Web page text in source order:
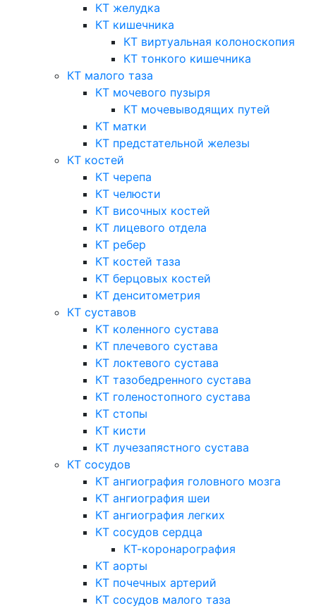
КТ желудка
КТ кишечника
КТ виртуальная колоноскопия
КТ тонкого кишечника
КТ малого таза
КТ мочевого пузыря
КТ мочевыводящих путей
КТ матки
КТ предстательной железы
КТ костей
КТ черепа
КТ челюсти
КТ височных костей
КТ лицевого отдела
КТ ребер
КТ костей таза
КТ берцовых костей
КТ денситометрия
КТ суставов
КТ коленного сустава
КТ плечевого сустава
КТ локтевого сустава
КТ тазобедренного сустава
КТ голеностопного сустава
КТ стопы
КТ кисти
КТ лучезапястного сустава
КТ сосудов
КТ ангиография головного мозга
КТ ангиография шеи
КТ ангиография легких
КТ сосудов сердца
КТ-коронарография
КТ аорты
КТ почечных артерий
КТ сосудов малого таза